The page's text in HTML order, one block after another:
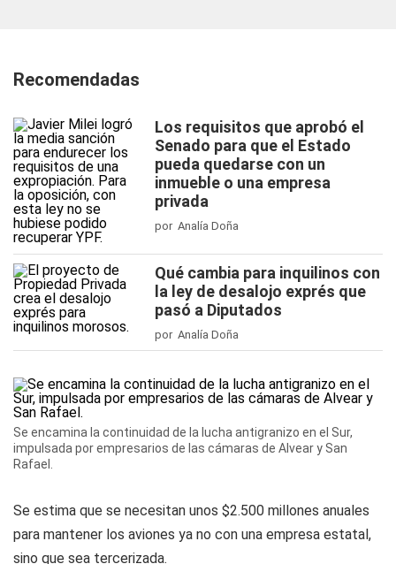
Recomendadas
Los requisitos que aprobó el
Senado para que el Estado
pueda quedarse con un
inmueble o una empresa
privada
por Analía Doña
Qué cambia para inquilinos con
la ley de desalojo exprés que
pasó a Diputados
por Analía Doña
Se encamina la continuidad de la lucha antigranizo en el Sur,
impulsada por empresarios de las cámaras de Alvear y San
Rafael.
Se estima que se necesitan unos $2.500 millones anuales
para mantener los aviones ya no con una empresa estatal,
sino que sea tercerizada.